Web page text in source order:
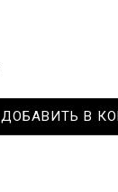
ДОБАВИТЬ В